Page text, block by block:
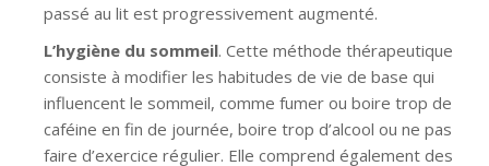
passé au lit est progressivement augmenté.
L’hygiène du sommeil. Cette méthode thérapeutique
consiste à modifier les habitudes de vie de base qui
influencent le sommeil, comme fumer ou boire trop de
caféine en fin de journée, boire trop d’alcool ou ne pas
faire d’exercice régulier. Elle comprend également des